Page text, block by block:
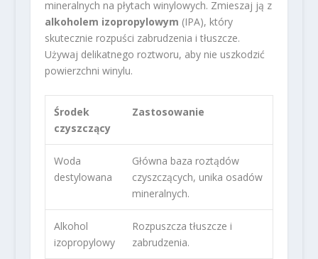
mineralnych na płytach winylowych. Zmieszaj ją z
alkoholem izopropylowym (IPA), który
skutecznie rozpuści zabrudzenia i tłuszcze.
Używaj delikatnego roztworu, aby nie uszkodzić
powierzchni winylu.
Środek
czyszczący
Zastosowanie
Woda
destylowana
Główna baza roztądów
czyszczących, unika osadów
mineralnych.
Alkohol
izopropylowy
Rozpuszcza tłuszcze i
zabrudzenia.